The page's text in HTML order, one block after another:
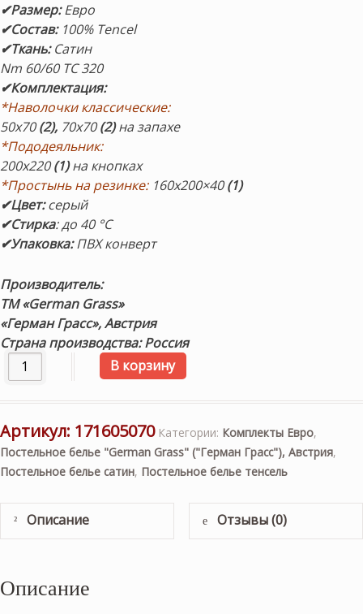
✔Размер:Евро
✔Состав: 100% Tencel
✔Ткань:Сатин
Nm 60/60 ТС 320
✔Комплектация:
*Наволочки классические:
50х70(2), 70х70(2)на запахе
*Пододеяльник:
200х220(1)на кнопках
*Простынь на резинке:160х200×40(1)
✔Цвет:серый
✔Стирка: до 40 °С
✔Упаковка:ПВХ конверт
Производитель:
ТМ «German Grass»
«Герман Грасс»,Австрия
Страна производства: Россия
Количество товара «Grey Brilliant Grass». Комплект
В корзину
Артикул: 171605070 Категории: Комплекты Евро,
Постельное белье "German Grass" ("Герман Грасс"), Австрия,
Постельное белье сатин, Постельное белье тенсель
Описание Отзывы (0)
Описание